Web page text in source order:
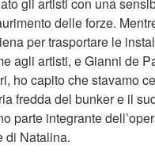
gli artisti con una
delle forze.
per trasportare le
agli artisti, e Gianni de
ho capito che stavamo
fredda del bunker e il
parte integrante
di Natalina.